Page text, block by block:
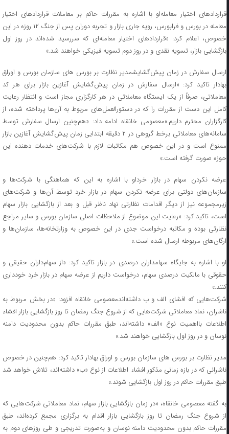
قراردادهای اختیار معامله‌او با اشاره به مقررات حاکم بر معاملات قراردادهای اختیار
معامله در بورس و فرابورس، رویه جاری بازار و تجربه دوران پس از جنگ ۱۲ روزه در این
خصوص، اعلام کرد: «قراردادهای اختیار معامله‌ای که سررسید شده‌اند در روز اول
بازگشایی بازار، تسویه نقدی و در روز دوم تسویه فیزیکی خواهند شد.»
ارسال سفارش در زمان پیش‌گشایشمدیر نظارت بر بورس های سازمان بورس و اوراق
بهادار تاکید کرد: «ارسال سفارش در زمان پیش‌گشایش آغازین بازار برای هر کد
معاملاتی، صرفاً از یک ایستگاه معاملاتی در هر کارگزاری مجاز است و انتظار رعایت
کامل این دست از مقررات را که در دستورالعمل‌های مربوط به آن‌ها پرداخته شده، از
کارگزاران محترم داریم.»معصومی خانقاه ادامه داد: «هم‌چنین ارسال سفارش توسط
سامانه‌های معاملاتی برخط گروهی در ۲ دقیقه ابتدایی زمان پیش‌گشایش آغازین بازار
ممنوع است و در این خصوص هم مکاتبات لازم با شرکت‌های خدمات دهنده این
حوزه صورت گرفته است.»
عرضه نکردن سهام در بازار خرداو با اشاره به این که هماهنگی با شرکت‌ها و
سازمان‌های دولتی برای عرضه نکردن سهام در بازار خرد توسط آن‌ها و شرکت‌های
زیرمجموعه نیز از دیگر اقدامات نظارتی نهاد ناظر قبل و بعد از بازگشایی بازار سهام
است، تاکید کرد: «رعایت این موضوع از ملاحظات اصلی سازمان بورس و سایر مراجع
نظارتی بوده و مکاتبه درخواست جدی در این خصوص به وزارتخانه‌ها، سازمان‌ها و
ارگان‌های مربوطه ارسال شده است.»
او با اشاره به جایگاه سهامداران درصدی در بازار تاکید کرد: «از سهام‌داران حقیقی و
حقوقی با مالکیت درصدی سهام، درخواست داریم از عرضه سهام در بازار خرد خودداری
کنند.»
شرکت‌هایی که افشای الف و ب داشته‌اندمعصومی خانقاه افزود: «در بخش مربوط به
ناشران، نماد معاملاتی شرکت‌هایی که از شروع جنگ رمضان تا روز بازگشایی بازار افشاء
اطلاعات بااهمیت نوع «الف» داشته‌اند، طبق مقررات حاکم بدون محدودیت دامنه
نوسان و در روز اول بازگشایی خواهند شد.»
مدیر نظارت بر بورس های سازمان بورس و اوراق بهادار تاکید کرد: هم‌چنین در خصوص
ناشرانی که در بازه زمانی مذکور افشاء اطلاعات از نوع «ب» داشته‌اند، تلاش خواهد شد
طبق مقررات حاکم در روز اول بازگشایی شوند.»
به گفته معصومی خانقاه، «در زمان بازگشایی بازار سهام، نماد معاملاتی شرکت‌هایی که
از شروع جنگ رمضان تا روز بازگشایی بازار اقدام به برگزاری مجمع کرده‌اند، طبق
مقررات حاکم بدون محدودیت دامنه نوسان و به‌صورت تدریجی و طی روزهای دوم به